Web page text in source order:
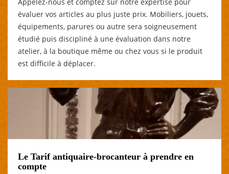
évaluer vos articles au plus juste prix. Mobiliers, jouets,
équipements, parures ou autre sera soigneusement
étudié puis discipliné à une évaluation dans notre
atelier, à la boutique même ou chez vous si le produit
est difficile à déplacer.
Le Tarif antiquaire-brocanteur à prendre en
compte